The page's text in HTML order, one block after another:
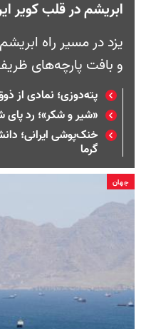
ابریشم در قلب کویر
یزد در مسیر راه
و بافت پارچه‌های
پته‌دوزی؛ نمادی از
«شیر و شکر»؛ رد پای
خنک‌پوشی ایرانی؛
گرما
جهان